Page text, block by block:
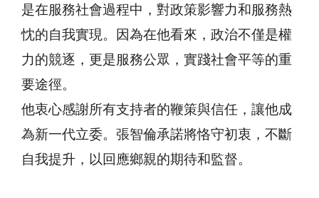
是在服務社會過程中，對政策影響力和服務熱
忱的自我實現。因為在他看來，政治不僅是權
力的競逐，更是服務公眾，實踐社會平等的重
要途徑。
他衷心感謝所有支持者的鞭策與信任，讓他成
為新一代立委。張智倫承諾將恪守初衷，不斷
自我提升，以回應鄉親的期待和監督。